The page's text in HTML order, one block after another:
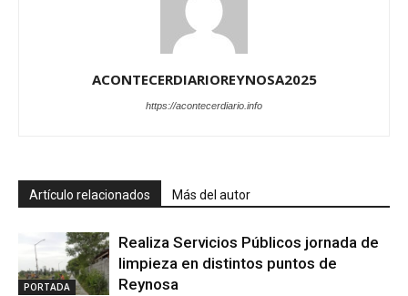
ACONTECERDIARIOREYNOSA2025
https://acontecerdiario.info
Artículo relacionados Más del autor
PORTADA
Realiza Servicios Públicos jornada de
limpieza en distintos puntos de
Reynosa